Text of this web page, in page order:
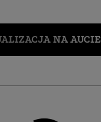
NA AUCIE